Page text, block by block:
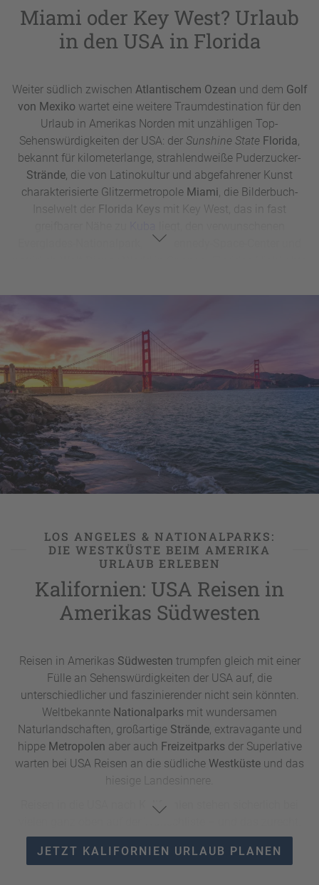
Miami oder Key West? Urlaub
in den USA in Florida
Weiter südlich zwischen Atlantischem Ozean und dem Golf
von Mexiko wartet eine weitere Traumdestination für den
Urlaub in Amerikas Norden mit unzähligen Top-
Sehenswürdigkeiten der USA: der Sunshine State Florida
bekannt für kilometerlange, strahlendweiße Puderzucker-
Strände , die von Latinokultur und abgefahrener Kunst
charakterisierte Glitzermetropole Miami , die Bilderbuch-
Inselwelt der Florida Keys mit Key West, das in fast
, das
Kreuzfahrten und Rundreisen durch die USA, sondern
durch denSunshine State
LOS ANGELES & NATIONALPARKS:
DIE WESTKÜSTE BEIM AMERIKA
URLAUB ERLEBEN
Kalifornien: USA Reisen in
Amerikas Südwesten
Reisen in Amerikas Südwesten trumpfen gleich mit einer
Fülle an Sehenswürdigkeiten der USA auf, die
unterschiedlicher und faszinierender nicht sein könnten.
Weltbekannte Nationalparks mit wundersamen
Naturlandschaften, großartige Strände, extravagante und
hippe Metropolen aber auch Freizeitparks der Superlative
warten bei USA Reisen an die südliche Westküste und das
hiesige Landesinnere.
Kalifornien
Denn der amerikanische Vorzeigestaat an der Pazifikküste
beheimatet nicht nur einige der berühmtesten
JETZT KALIFORNIEN URLAUB PLANEN